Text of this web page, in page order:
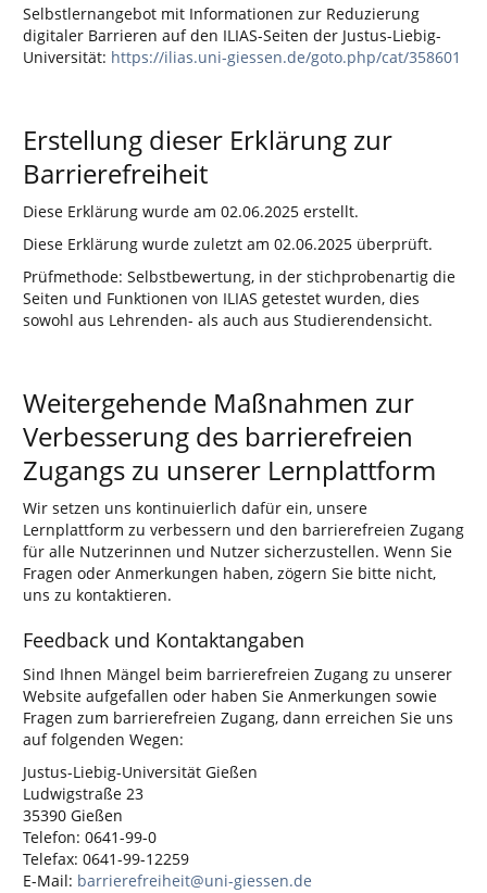
Selbstlernangebot mit Informationen zur Reduzierung
digitaler Barrieren auf den ILIAS-Seiten der Justus-Liebig-
Universität: https://ilias.uni-giessen.de/goto.php/cat/358601
Erstellung dieser Erklärung zur
Barrierefreiheit
Diese Erklärung wurde am 02.06.2025 erstellt.
Diese Erklärung wurde zuletzt am 02.06.2025 überprüft.
Prüfmethode: Selbstbewertung, in der stichprobenartig die
Seiten und Funktionen von ILIAS getestet wurden, dies
sowohl aus Lehrenden- als auch aus Studierendensicht.
Weitergehende Maßnahmen zur
Verbesserung des barrierefreien
Zugangs zu unserer Lernplattform
Wir setzen uns kontinuierlich dafür ein, unsere
Lernplattform zu verbessern und den barrierefreien Zugang
für alle Nutzerinnen und Nutzer sicherzustellen. Wenn Sie
Fragen oder Anmerkungen haben, zögern Sie bitte nicht,
uns zu kontaktieren.
Feedback und Kontaktangaben
Sind Ihnen Mängel beim barrierefreien Zugang zu unserer
Website aufgefallen oder haben Sie Anmerkungen sowie
Fragen zum barrierefreien Zugang, dann erreichen Sie uns
auf folgenden Wegen:
Justus-Liebig-Universität Gießen
Ludwigstraße 23
35390 Gießen
Telefon: 0641-99-0
Telefax: 0641-99-12259
E-Mail: barrierefreiheit@uni-giessen.de